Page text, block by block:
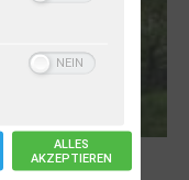
im Land
ALLES
AKZEPTIEREN